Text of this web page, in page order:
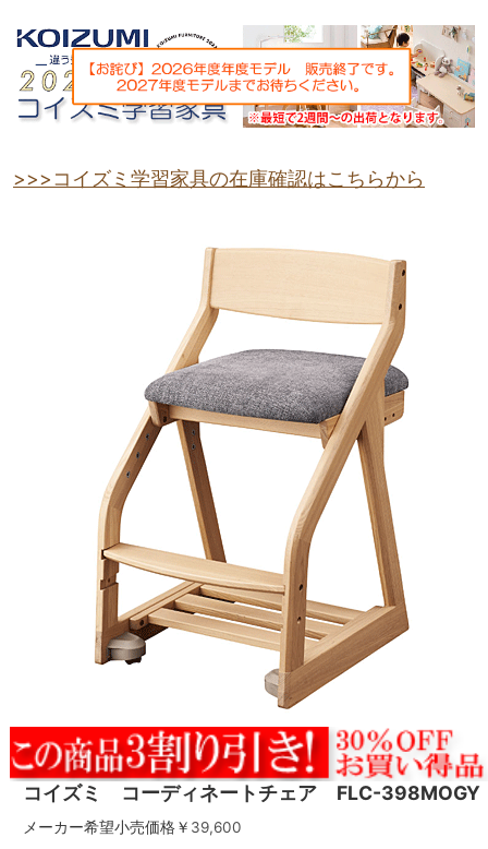
>>>コイズミ学習家具の在庫確認はこちらから
コイズミ コーディネートチェア FLC-398MOGY
メーカー希望小売価格￥ 39,600